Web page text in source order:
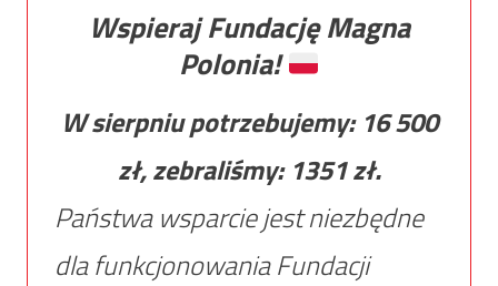
Wspieraj Fundację Magna
Polonia!
W sierpniu potrzebujemy: 16 500
zł, zebraliśmy: 1351zł.
Państwa wsparcie jest niezbędne
dla funkcjonowania Fundacji